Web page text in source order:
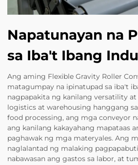
Napatunayan na
sa Iba't Ibang
Ang aming Flexible Gravity Roller
matagumpay na ipinatupad sa iba't
nagpapakita ng kanilang versatility at
logistics at warehousing hanggang
food processing, ang mga conveyor
ang kanilang kakayahang mapataas
paghawak ng mga materyales. Ang
naglalantad ng malaking
nabawasan ang gastos sa labor, at